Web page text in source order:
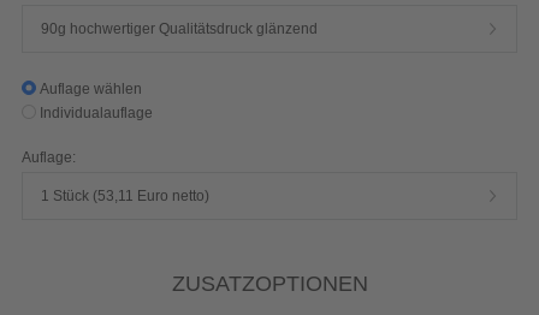
90g hochwertiger Qualitätsdruck glänzend
Auflage wählen
Individualauflage
Auflage:
1 Stück (53,11 Euro netto)
ZUSATZOPTIONEN